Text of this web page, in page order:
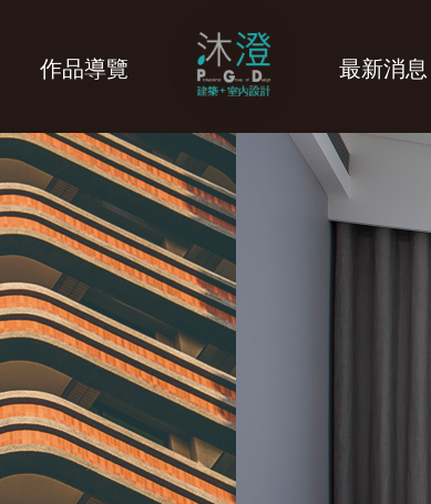
作品導覽 最新消息